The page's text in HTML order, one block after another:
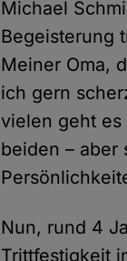
Michael
Begeisterung
Meiner Oma,
ich gern
vielen geht es
beiden – aber
Nun, rund 4
Trittfestigkeit